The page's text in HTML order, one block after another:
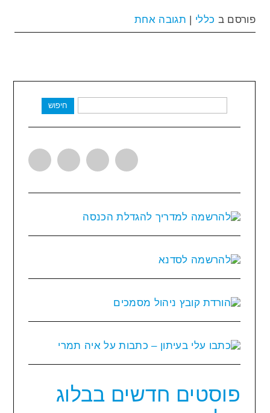
פורסם ב כללי | תגובה אחת
חיפוש
פוסטים חדשים בבלוג